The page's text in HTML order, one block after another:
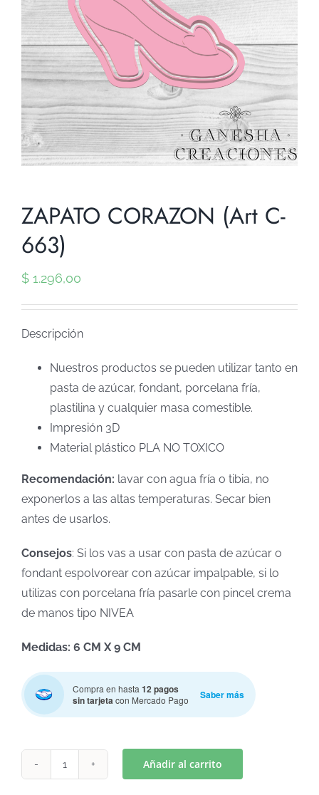
ZAPATO CORAZON (Art C-
663)
$ 1.296,00
Descripción
Nuestros productos se pueden utilizar tanto en
pasta de azúcar, fondant, porcelana fría,
plastilina y cualquier masa comestible.
Impresión 3D
Material plástico PLA NO TOXICO
Recomendación: lavar con agua fría o tibia, no
exponerlos a las altas temperaturas. Secar bien
antes de usarlos.
Consejos: Si los vas a usar con pasta de azúcar o
fondant espolvorear con azúcar impalpable, si lo
utilizas con porcelana fría pasarle con pincel crema
de manos tipo NIVEA
Medidas: 6 CM X 9 CM
Compra en hasta 12 pagos
sin tarjetacon Mercado Pago Saber más
Añadir al carrito